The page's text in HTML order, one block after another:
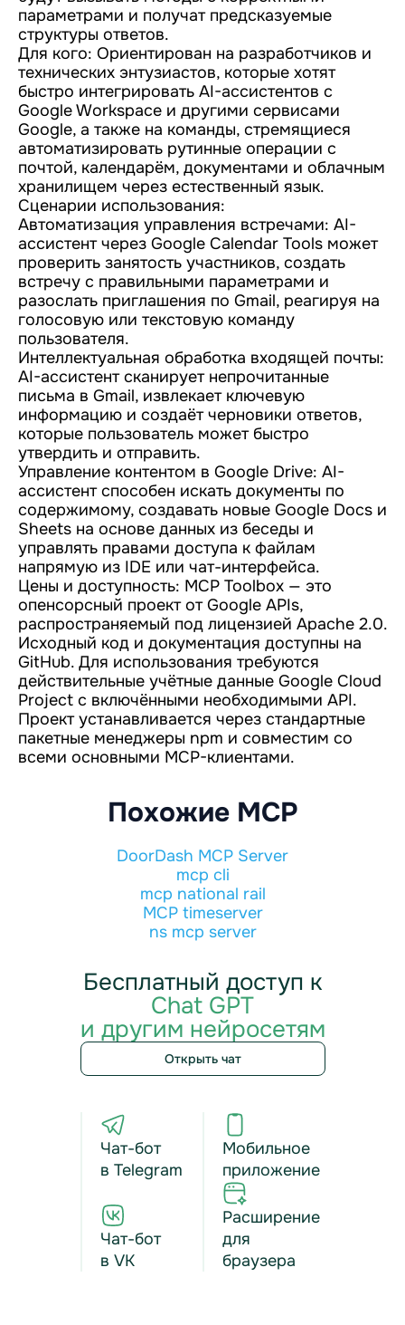
параметрами и получат предсказуемые
структуры ответов.
Для кого: Ориентирован на разработчиков и
технических энтузиастов, которые хотят
быстро интегрировать AI-ассистентов с
Google Workspace и другими сервисами
Google, а также на команды, стремящиеся
автоматизировать рутинные операции с
почтой, календарём, документами и облачным
хранилищем через естественный язык.
Сценарии использования:
Автоматизация управления встречами: AI-
ассистент через Google Calendar Tools может
проверить занятость участников, создать
встречу с правильными параметрами и
разослать приглашения по Gmail, реагируя на
голосовую или текстовую команду
пользователя.
Интеллектуальная обработка входящей почты:
AI-ассистент сканирует непрочитанные
письма в Gmail, извлекает ключевую
информацию и создаёт черновики ответов,
которые пользователь может быстро
утвердить и отправить.
Управление контентом в Google Drive: AI-
ассистент способен искать документы по
содержимому, создавать новые Google Docs и
Sheets на основе данных из беседы и
управлять правами доступа к файлам
напрямую из IDE или чат-интерфейса.
Цены и доступность: MCP Toolbox — это
опенсорсный проект от Google APIs,
распространяемый под лицензией Apache 2.0.
Исходный код и документация доступны на
GitHub. Для использования требуются
действительные учётные данные Google Cloud
Project с включёнными необходимыми API.
Проект устанавливается через стандартные
пакетные менеджеры npm и совместим со
всеми основными MCP-клиентами.
Похожие MCP
DoorDash MCP Server
mcp cli
mcp national rail
MCP timeserver
ns mcp server
Бесплатный доступ к
Chat GPT
и другим нейросетям
Открыть чат
Чат-бот
в Telegram
Чат-бот
в VK
Мобильное
приложение
Расширение
для
браузера